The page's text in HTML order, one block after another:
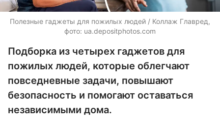
Полезные гаджеты для пожилых людей / Коллаж Главред,
фото: ua.depositphotos.com
Подборка из четырех гаджетов для
пожилых людей, которые облегчают
повседневные задачи, повышают
безопасность и помогают оставаться
независимыми дома.